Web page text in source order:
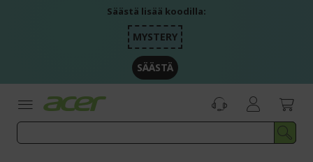
Säästä lisää koodilla:
MYSTERY
SÄÄSTÄ